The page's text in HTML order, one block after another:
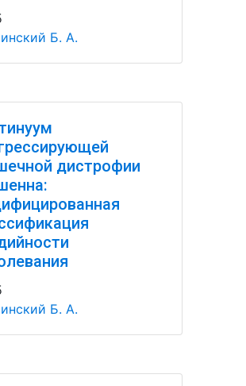
Б. А.
дистрофии
Б. А.